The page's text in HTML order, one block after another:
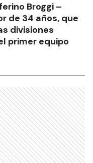
Broggi –
de 34 años, que
divisiones
primer equipo